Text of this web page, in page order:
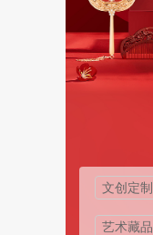
文创定制
艺术藏品